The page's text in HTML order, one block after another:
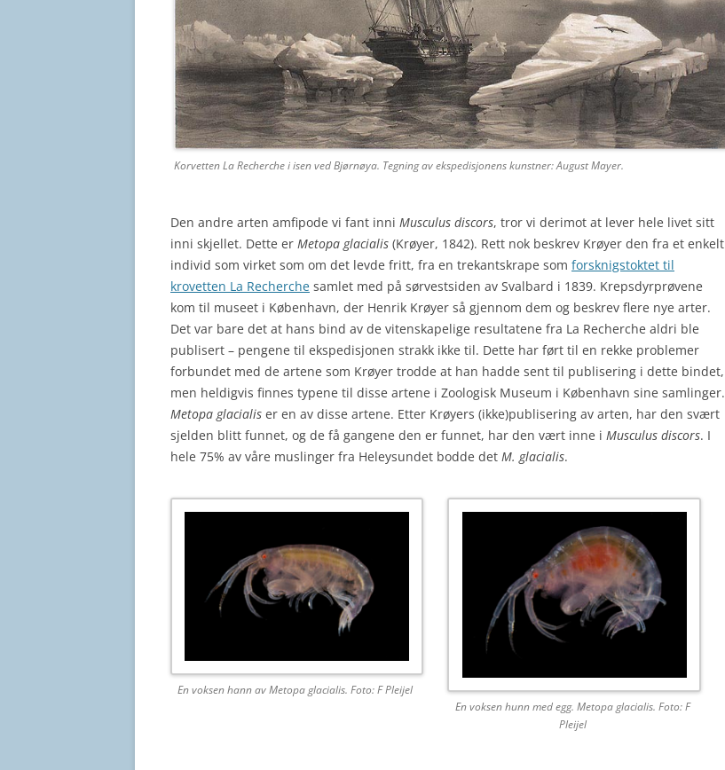
Korvetten La Recherche i isen ved Bjørnøya. Tegning av ekspedisjonens kunstner: August Mayer.
Den andre arten amfipode vi fant inni Musculus discors, tror vi derimot at lever hele livet sitt
inni skjellet. Dette er Metopa glacialis (Krøyer, 1842). Rett nok beskrev Krøyer den fra et enkelt
individ som virket som om det levde fritt, fra en trekantskrape som forsknigstoktet til
krovetten La Recherche samlet med på sørvestsiden av Svalbard i 1839. Krepsdyrprøvene
kom til museet i København, der Henrik Krøyer så gjennom dem og beskrev flere nye arter.
Det var bare det at hans bind av de vitenskapelige resultatene fra La Recherche aldri ble
publisert – pengene til ekspedisjonen strakk ikke til. Dette har ført til en rekke problemer
forbundet med de artene som Krøyer trodde at han hadde sent til publisering i dette bindet,
men heldigvis finnes typene til disse artene i Zoologisk Museum i København sine samlinger.
Metopa glacialis er en av disse artene. Etter Krøyers (ikke)publisering av arten, har den svært
sjelden blitt funnet, og de få gangene den er funnet, har den vært inne i Musculus discors. I
hele 75% av våre muslinger fra Heleysundet bodde det M. glacialis.
En voksen hann av Metopa glacialis. Foto: F Pleijel
En voksen hunn med egg. Metopa glacialis. Foto: F
Pleijel